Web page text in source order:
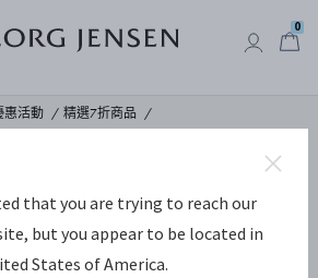
0
惠活動 精選7折商品
that you are trying to reach our
but you appear to be located in
States of America.